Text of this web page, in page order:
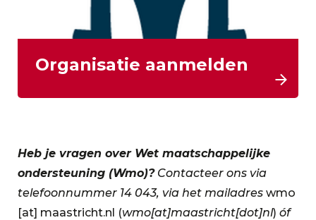
Organisatie aanmelden
Heb je vragen over Wet maatschappelijke
ondersteuning (Wmo)?Contacteer ons via
telefoonnummer 14 043, via het mailadres wmo
[at] maastricht.nl (wmo[at]maastricht[dot]nl) óf